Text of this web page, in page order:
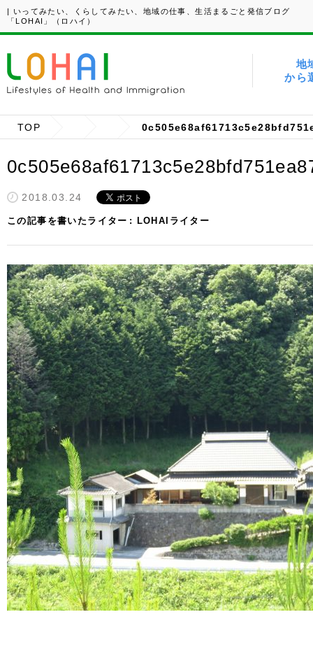
| いってみたい、くらしてみたい、地域の仕事、生活まるごと発信ブログ
「LOHAI」（ロハイ）
地
から
TOP
2018.03.24
この記事を書いたライター LOHAIライター